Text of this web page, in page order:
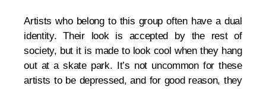
Artists who belong to this group often have a dual
identity. Their look is accepted by the rest of
society, but it is made to look cool when they hang
out at a skate park. It’s not uncommon for these
artists to be depressed, and for good reason, they